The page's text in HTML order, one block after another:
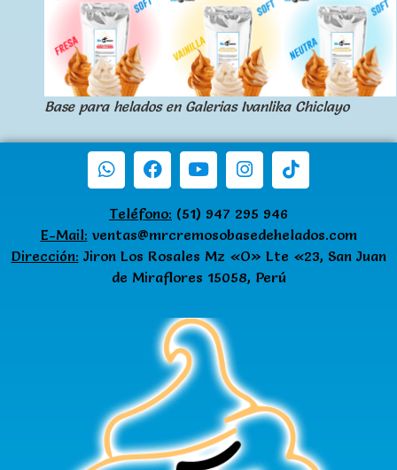
Base para helados en Galerias Ivanlika Chiclayo
Teléfono: (51) 947 295 946
E-Mail: ventas@mrcremosobasedehelados.com
Dirección: Jiron Los Rosales Mz «O» Lte «23, San Juan
de Miraflores 15058, Perú